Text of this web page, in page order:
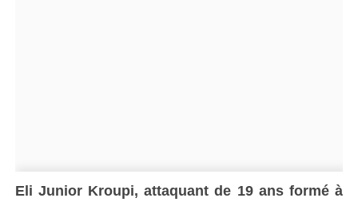
Eli Junior Kroupi, attaquant de 19 ans formé à